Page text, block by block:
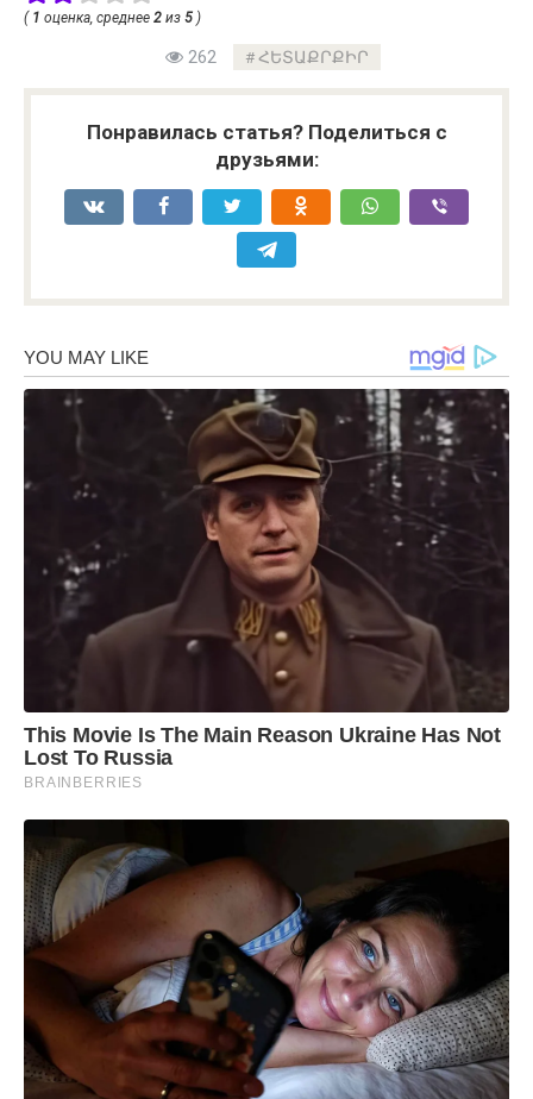
( 1 оценка, среднее 2 из 5 )
262 ՀԵՏԱՔՐՔԻՐ
Понравилась статья? Поделиться с
друзьями: